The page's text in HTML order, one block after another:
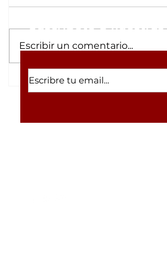
Caravanas del
Bienestar acercan
familias del Ejido 5 de
Escribir un comentario...
Suscríbete a